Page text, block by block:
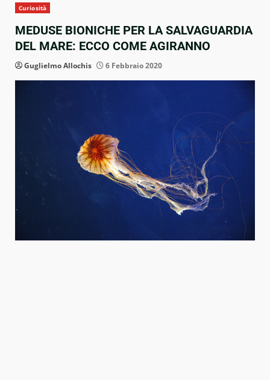
Curiosità
MEDUSE BIONICHE PER LA SALVAGUARDIA
DEL MARE: ECCO COME AGIRANNO
Guglielmo Allochis 6 Febbraio 2020